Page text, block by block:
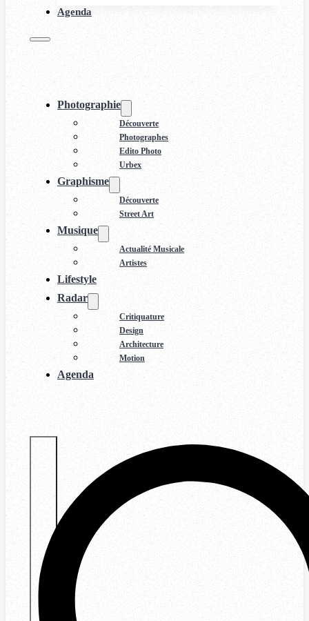
Agenda
Photographie
Découverte
Photographes
Edito Photo
Urbex
Graphisme
Découverte
Street Art
Musique
Actualité Musicale
Artistes
Lifestyle
Radar
Critiquature
Design
Architecture
Motion
Agenda